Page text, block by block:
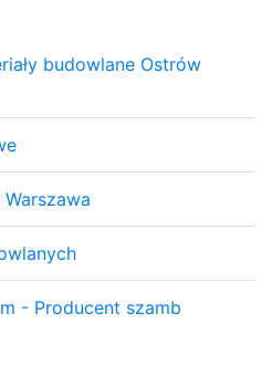
budowlane Ostrów
- Producent szamb